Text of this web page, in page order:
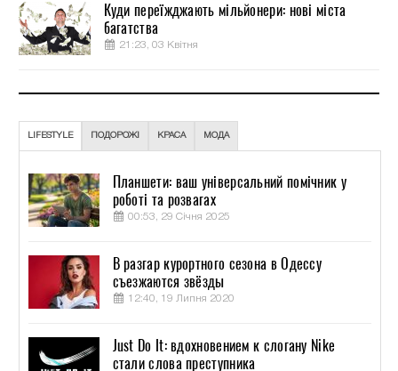
Куди переїжджають мільйонери: нові міста
багатства
21:23, 03 Квітня
LIFESTYLE ПОДОРОЖІ КРАСА МОДА
Планшети: ваш універсальний помічник у
роботі та розвагах
00:53, 29 Січня 2025
В разгар курортного сезона в Одессу
съезжаются звёзды
12:40, 19 Липня 2020
Just Do It: вдохновением к слогану Nike
стали слова преступника